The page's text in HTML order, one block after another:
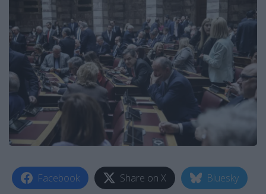
Facebook Share on X Bluesky